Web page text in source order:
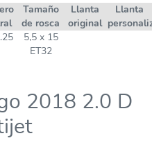
Tamaño
de rosca
Llanta
original
Llanta
5,5 x 15
ET32
2018 2.0 D